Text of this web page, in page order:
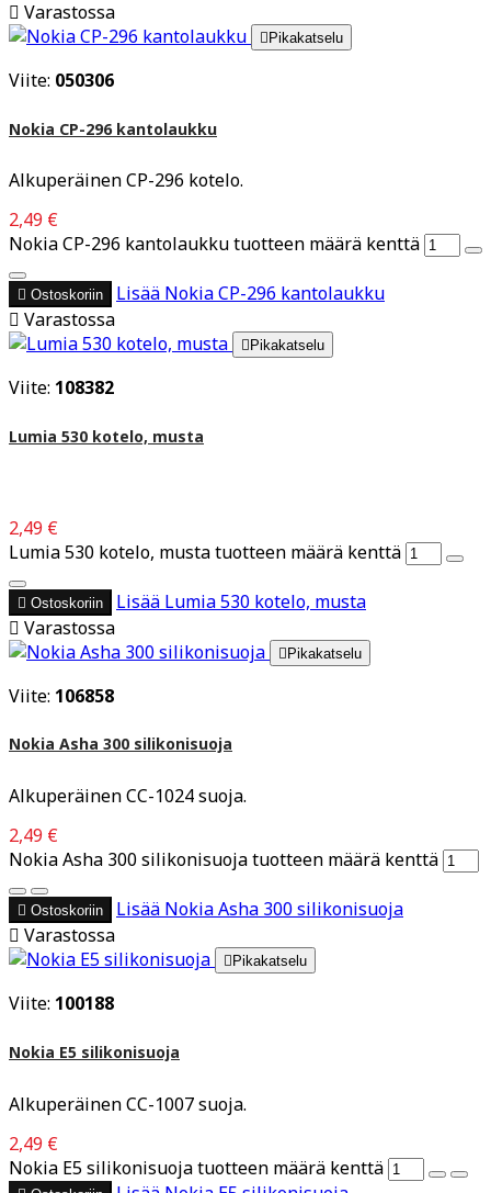
 Varastossa
 Pikakatselu
Viite: 050306
Nokia CP-296 kantolaukku
Alkuperäinen CP-296 kotelo.
2,49 €
Nokia CP-296 kantolaukku tuotteen määrä kenttä
 Ostoskoriin Lisää Nokia CP-296 kantolaukku
 Varastossa
 Pikakatselu
Viite: 108382
Lumia 530 kotelo, musta
2,49 €
Lumia 530 kotelo, musta tuotteen määrä kenttä
 Ostoskoriin Lisää Lumia 530 kotelo, musta
 Varastossa
 Pikakatselu
Viite: 106858
Nokia Asha 300 silikonisuoja
Alkuperäinen CC-1024 suoja.
2,49 €
Nokia Asha 300 silikonisuoja tuotteen määrä kenttä
 Ostoskoriin Lisää Nokia Asha 300 silikonisuoja
 Varastossa
 Pikakatselu
Viite: 100188
Nokia E5 silikonisuoja
Alkuperäinen CC-1007 suoja.
2,49 €
Nokia E5 silikonisuoja tuotteen määrä kenttä